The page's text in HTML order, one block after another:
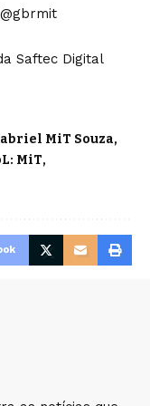
Saftec Digital
MiT Souza
MiT